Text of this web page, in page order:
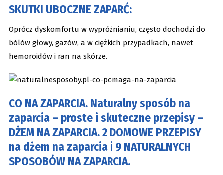
SKUTKI UBOCZNE ZAPARĆ:
Oprócz dyskomfortu w wypróżnianiu, często dochodzi do
bólów głowy, gazów, a w ciężkich przypadkach, nawet
hemoroidów i ran na skórze.
CO NA ZAPARCIA. Naturalny sposób na
zaparcia – proste i skuteczne przepisy –
DŻEM NA ZAPARCIA. 2 DOMOWE PRZEPISY
na dżem na zaparcia i 9 NATURALNYCH
SPOSOBÓW NA ZAPARCIA.